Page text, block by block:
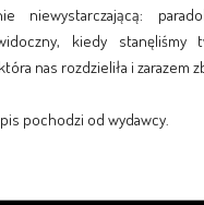
niewystarczającą:
kiedy
nas rozdzieliła i zarazem
pochodzi od wydawcy.